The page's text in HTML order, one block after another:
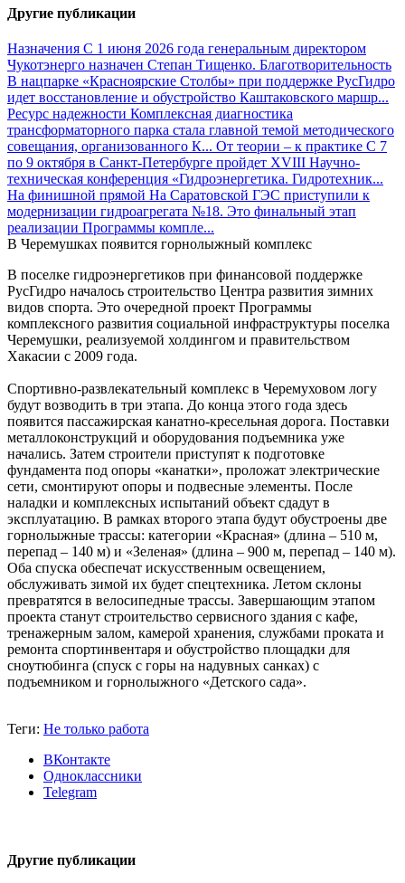
Другие публикации
Назначения С 1 июня 2026 года генеральным директором
Чукотэнерго назначен Степан Тищенко. Благотворительность
В нацпарке «Красноярские Столбы» при поддержке РусГидро
идет восстановление и обустройство Каштаковского маршр...
Ресурс надежности Комплексная диагностика
трансформаторного парка стала главной темой методического
совещания, организованного К... От теории – к практике С 7
по 9 октября в Санкт-Петербурге пройдет XVIII Научно-
техническая конференция «Гидроэнергетика. Гидротехник...
На финишной прямой На Саратовской ГЭС приступили к
модернизации гидроагрегата №18. Это финальный этап
реализации Программы компле...
В Черемушках появится горнолыжный ­комплекс
В поселке гидроэнергетиков при финансовой поддержке
РусГидро началось строительство Центра развития зимних
видов спорта. Это очередной проект Программы
комплексного развития социальной инфраструктуры поселка
Черемушки, реализуемой холдингом и правительством
Хакасии с 2009 года.
Спортивно-развлекательный комплекс в Черемуховом логу
будут возводить в три этапа. До конца этого года здесь
появится пассажирская канатно-кресельная дорога. Поставки
металлоконструкций и оборудования подъемника уже
начались. Затем строители приступят к подготовке
фундамента под опоры «канатки», проложат электрические
сети, смонтируют опоры и подвесные элементы. После
наладки и комплексных испытаний объект сдадут в
эксплуатацию. В рамках второго этапа будут обустроены две
горнолыжные трассы: категории «Красная» (длина – 510 м,
перепад – 140 м) и «Зеленая» (длина – 900 м, перепад – 140 м).
Оба спуска обеспечат искусственным освещением,
обслуживать зимой их будет спецтехника. Летом склоны
превратятся в велосипедные трассы. Завершающим этапом
проекта станут строительство сервисного здания с кафе,
тренажерным залом, камерой хранения, службами проката и
ремонта спортинвентаря и обустройство площадки для
сноутюбинга (спуск с горы на надув­ных санках) с
подъемником и горнолыжного «Детского сада».
Теги: Не только работа
ВКонтакте
Одноклассники
Telegram
Другие публикации